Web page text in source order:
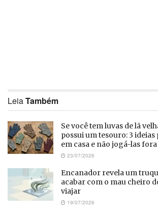
LeiaTambém
Se você tem luvas de lã
possui um tesouro: 3
em casa e não jogá-las fora
23/07/2026
Encanador revela um
acabar com o mau cheiro
viajar
19/07/2026